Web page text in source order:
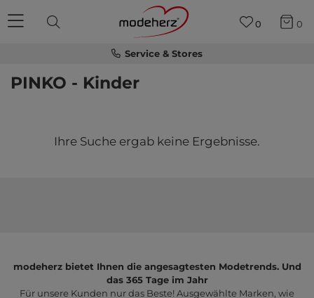
Service & Stores
0 0
PINKO - Kinder
Ihre Suche ergab keine Ergebnisse.
modeherz bietet Ihnen die angesagtesten Modetrends. Und
das 365 Tage im Jahr
Für unsere Kunden nur das Beste! Ausgewählte Marken, wie